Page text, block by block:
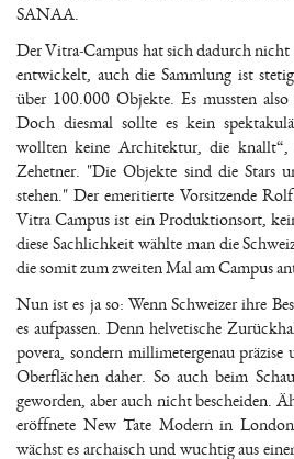
SANAA.
Der Vitra-Campus hat sich dadurch nicht
entwickelt, auch die Sammlung ist
über 100.000 Objekte. Es mussten also
Doch diesmal sollte es kein
wollten keine Architektur, die
Zehetner. "Die Objekte sind die Stars
stehen." Der emeritierte Vorsitzende
Vitra Campus ist ein Produktionsort,
diese Sachlichkeit wählte man die
die somit zum zweiten Mal am Campus
Nun ist es ja so: Wenn Schweizer ihre
es aufpassen. Denn helvetische
povera, sondern millimetergenau
Oberflächen daher. So auch beim
geworden, aber auch nicht bescheiden.
eröffnete New Tate Modern in
wächst es archaisch und wuchtig aus